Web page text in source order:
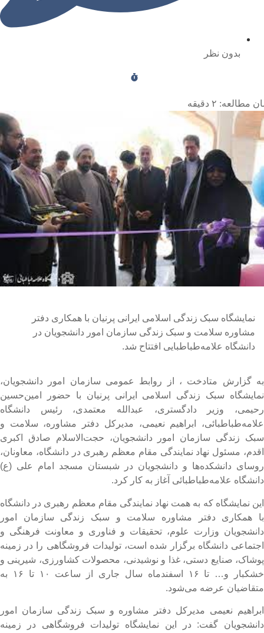
بدون نظر
مطالعه: ۲ دقیقه
نمایشگاه سبک زندگی اسلامی ایرانی پرنیان با همکاری دفتر
مشاوره سلامت و سبک زندگی سازمان امور دانشجویان در
دانشگاه علامه‌طباطبایی افتتاح شد.
گزارش متادخت ، از روابط عمومی سازمان امور دانشجویان،
سبک زندگی اسلامی ایرانی پرنیان با حضور امین‌حسین
وزیر دادگستری، عبدالله معتمدی، رئیس دانشگاه
ابراهیم نعیمی، مدیرکل دفتر مشاوره، سلامت و
زندگی سازمان امور دانشجویان، حجت‌الاسلام صادق اکبری
مسئول نهاد نمایندگی مقام معظم رهبری در دانشگاه، معاونان،
دانشکده‌ها و دانشجویان در شبستان مسجد امام علی (ع)
علامه‌طباطبائی آغاز به کار کرد.
نمایشگاه که به همت نهاد نمایندگی مقام معظم رهبری در دانشگاه
همکاری دفتر مشاوره سلامت و سبک زندگی سازمان امور
وزارت علوم، تحقیقات و فناوری و معاونت فرهنگی و
دانشگاه برگزار شده است، تولیدات فروشگاهی را در زمینه
صنایع دستی، غذا و نوشیدنی، محصولات کشاورزی، شیرینی و
خشکبار و… تا ۱۶ اسفندماه سال جاری از ساعت ۱۰ تا ۱۶ به
عرضه می‌شود.
نعیمی مدیرکل دفتر مشاوره و سبک زندگی سازمان امور
گفت: در این نمایشگاه تولیدات فروشگاهی در زمینه